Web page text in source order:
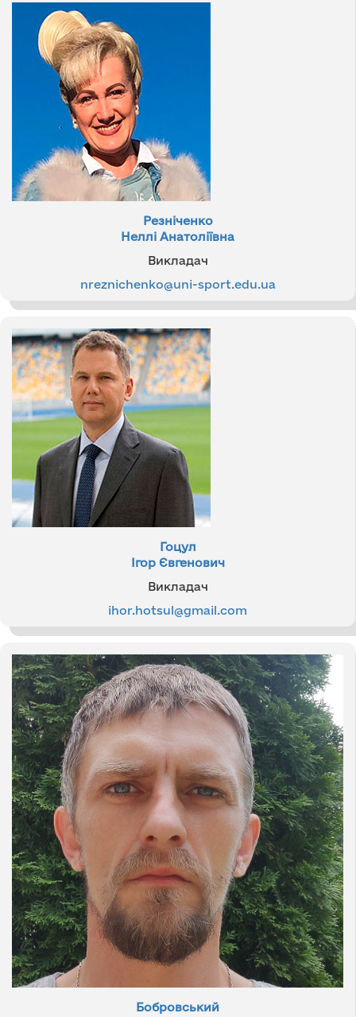
Резніченко
Неллі Анатоліївна
Викладач
nreznichenko@uni-sport.edu.ua
Гоцул
Ігор Євгенович
Викладач
ihor.hotsul@gmail.com
Бобровський